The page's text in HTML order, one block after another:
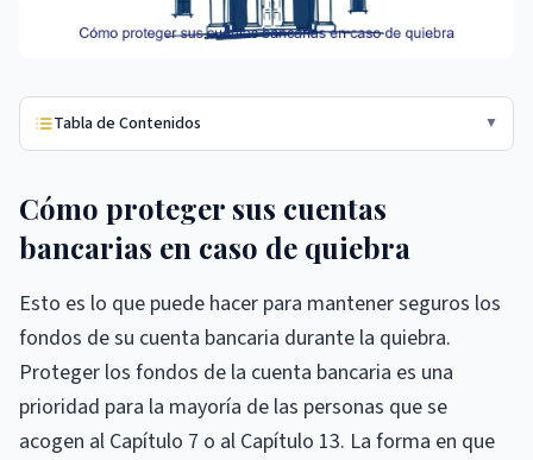
Tabla de Contenidos ▼
Cómo proteger sus cuentas
bancarias en caso de quiebra
Esto es lo que puede hacer para mantener seguros los
fondos de su cuenta bancaria durante la quiebra.
Proteger los fondos de la cuenta bancaria es una
prioridad para la mayoría de las personas que se
acogen al Capítulo 7 o al Capítulo 13. La forma en que